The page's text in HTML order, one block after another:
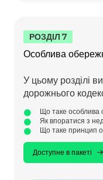
РОЗДІЛ 7
Особлива
У цьому розділі
дорожнього
Що таке особлива
Як впоратися з
Що таке принцип
Доступне в пакеті